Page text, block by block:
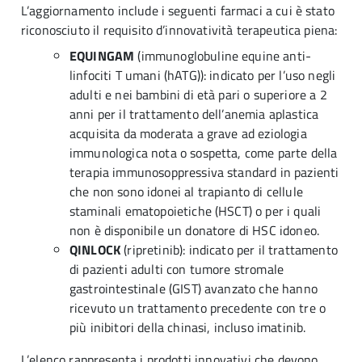
L’aggiornamento include i seguenti farmaci a cui è stato
riconosciuto il requisito d’innovatività terapeutica piena:
EQUINGAM (immunoglobuline equine anti-
linfociti T umani (hATG)): indicato per l’uso negli
adulti e nei bambini di età pari o superiore a 2
anni per il trattamento dell’anemia aplastica
acquisita da moderata a grave ad eziologia
immunologica nota o sospetta, come parte della
terapia immunosoppressiva standard in pazienti
che non sono idonei al trapianto di cellule
staminali ematopoietiche (HSCT) o per i quali
non è disponibile un donatore di HSC idoneo.
QINLOCK(ripretinib): indicato per il trattamento
di pazienti adulti con tumore stromale
gastrointestinale (GIST) avanzato che hanno
ricevuto un trattamento precedente con tre o
più inibitori della chinasi, incluso imatinib.